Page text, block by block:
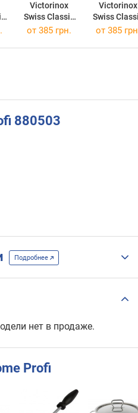
Victorinox
Swiss Classic
6.7634.C1
Victorinox
Swiss
6.7635.C1
от 385 грн. от 385
880503
Подробнее
нет в продаже.
Profi